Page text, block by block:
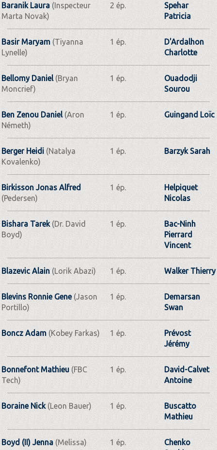
Baranik Laura(Inspecteur
Marta Novak)
2 ép.
Spehar
Patricia
Basir Maryam(Tiyanna
Lynelle)
1 ép.
D'Ardalhon
Charlotte
Bellomy Daniel(Bryan
Moncrief)
1 ép.
Ouadodji
Sourou
Ben Zenou Daniel(Aron
Németh)
1 ép. Guingand Loïc
Berger Heidi(Natalya
Kovalenko)
1 ép. Barzyk Sarah
Birkisson Jonas Alfred
(Pedersen)
1 ép.
Helpiquet
Nicolas
Bishara Tarek(Dr. David
Boyd)
1 ép.
Bac-Ninh
Pierrard
Vincent
Blazevic Alain(Lorik Abazi) 1 ép. Walker Thierry
Blevins Ronnie Gene(Jason
Portillo)
1 ép.
Demarsan
Swan
Boncz Adam (Kobey Farkas) 1 ép.
Prévost
Jérémy
Bonnefont Mathieu(FBC
Tech)
1 ép.
David-Calvet
Antoine
Boraine Nick(Leon Bauer) 1 ép.
Buscatto
Mathieu
Boyd (II) Jenna(Melissa) 1 ép.
Chenko